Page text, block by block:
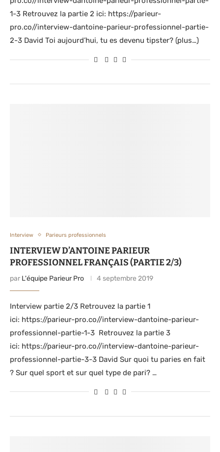
1-3 Retrouvez la partie 2 ici: https://parieur-
pro.co//interview-dantoine-parieur-professionnel-partie-
2-3 David Toi aujourd’hui, tu es devenu tipster? (plus…)
Interview Parieurs professionnels
INTERVIEW D’ANTOINE PARIEUR
PROFESSIONNEL FRANÇAIS (PARTIE 2/3)
par L'équipe Parieur Pro 4 septembre 2019
Interview partie 2/3 Retrouvez la partie 1
ici: https://parieur-pro.co//interview-dantoine-parieur-
professionnel-partie-1-3 Retrouvez la partie 3
ici: https://parieur-pro.co//interview-dantoine-parieur-
professionnel-partie-3-3 David Sur quoi tu paries en fait
? Sur quel sport et sur quel type de pari? …